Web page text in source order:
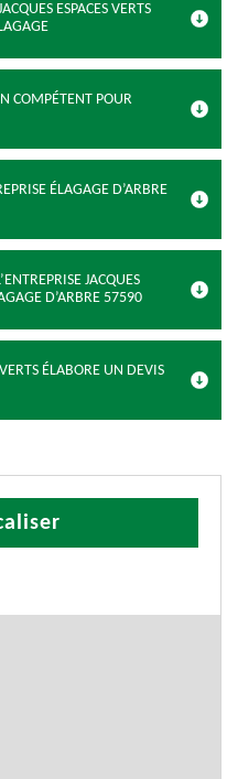
ESPACES VERTS
COMPÉTENT POUR
ÉLAGAGE D’ARBRE
JACQUES
D’ARBRE 57590
ÉLABORE UN DEVIS